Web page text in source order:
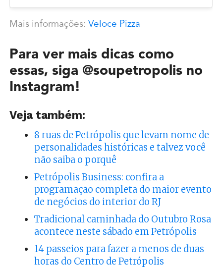
Mais informações: Veloce Pizza
Para ver mais dicas como
essas, siga @soupetropolisno
Instagram!
Veja também:
8 ruas de Petrópolis que levam nome de
personalidades históricas e talvez você
não saiba o porquê
Petrópolis Business: confira a
programação completa do maior evento
de negócios do interior do RJ
Tradicional caminhada do Outubro Rosa
acontece neste sábado em Petrópolis
14 passeios para fazer a menos de duas
horas do Centro de Petrópolis